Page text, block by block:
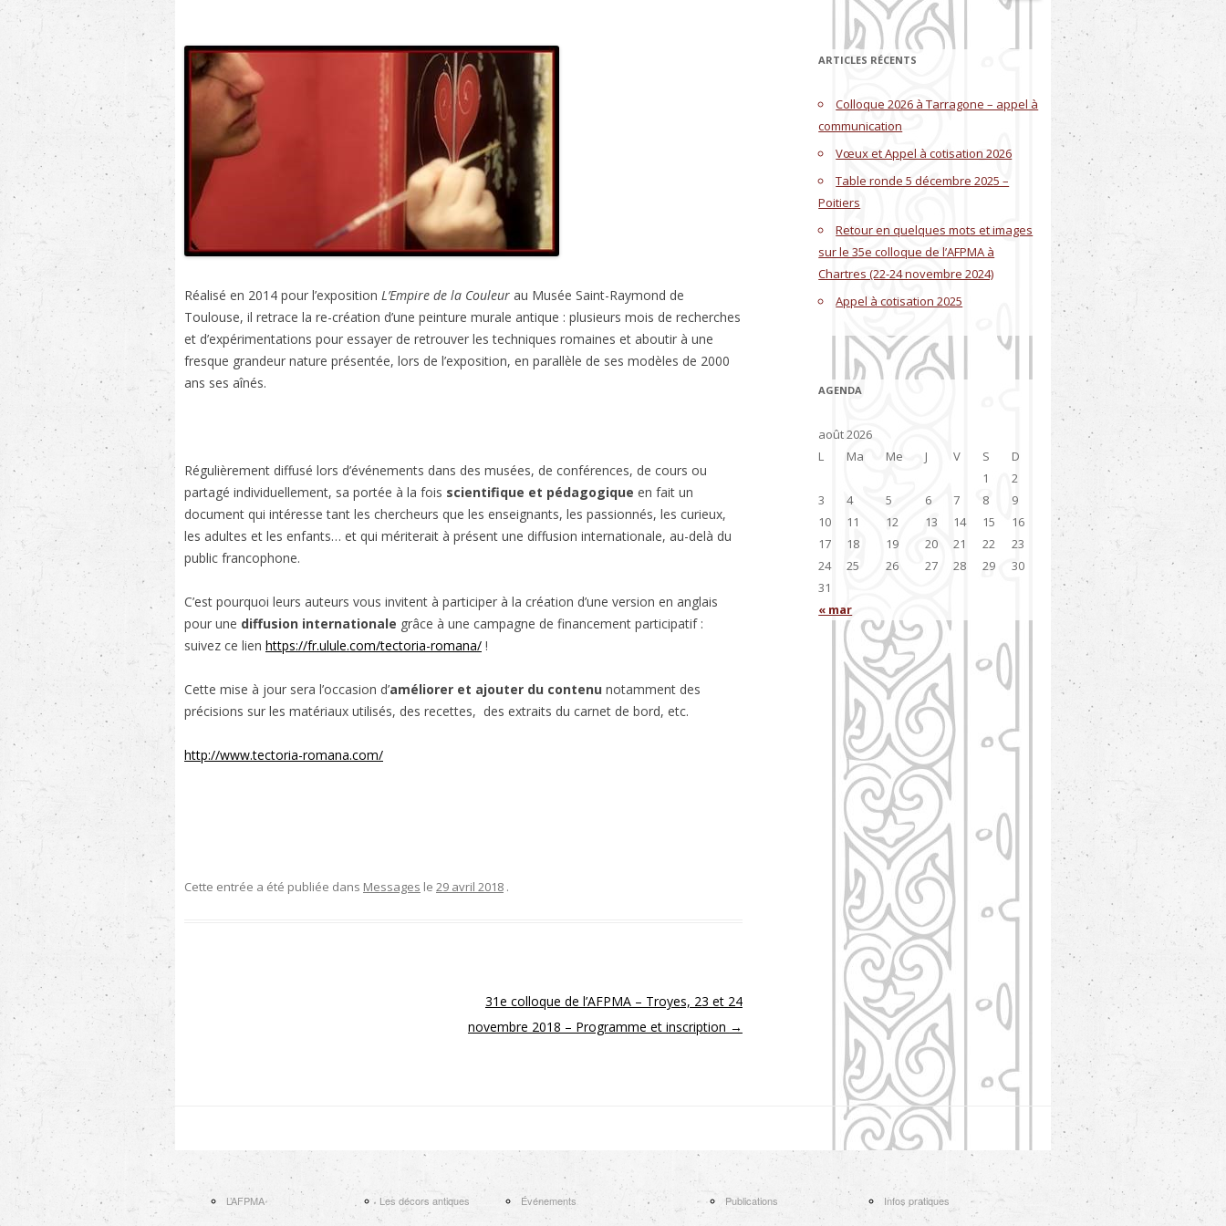
Réalisé en 2014 pour l’exposition L’Empire de la Couleur au Musée Saint-Raymond de
Toulouse, il retrace la re-création d’une peinture murale antique : plusieurs mois de recherches
et d’expérimentations pour essayer de retrouver les techniques romaines et aboutir à une
fresque grandeur nature présentée, lors de l’exposition, en parallèle de ses modèles de 2000
ans ses aînés.
Régulièrement diffusé lors d’événements dans des musées, de conférences, de cours ou
partagé individuellement, sa portée à la fois scientifique et pédagogique en fait un
document qui intéresse tant les chercheurs que les enseignants, les passionnés, les curieux,
les adultes et les enfants… et qui mériterait à présent une diffusion internationale, au-delà du
public francophone.
C’est pourquoi leurs auteurs vous invitent à participer à la création d’une version en anglais
pour une diffusion internationale grâce à une campagne de financement participatif :
suivez ce lien https://fr.ulule.com/tectoria-romana/ !
Cette mise à jour sera l’occasion d’améliorer et ajouter du contenu notamment des
précisions sur les matériaux utilisés, des recettes, des extraits du carnet de bord, etc.
http://www.tectoria-romana.com/
Cette entrée a été publiée dans Messages le 29 avril 2018 .
31e colloque de l’AFPMA – Troyes, 23 et 24
novembre 2018 – Programme et inscription →
ARTICLES RÉCENTS
Colloque 2026 à Tarragone – appel à
communication
Vœux et Appel à cotisation 2026
Table ronde 5 décembre 2025 –
Poitiers
Retour en quelques mots et images
sur le 35e colloque de l’AFPMA à
Chartres (22-24 novembre 2024)
Appel à cotisation 2025
AGENDA
août 2026
L
Ma Me J V S D
« mar
1
2
3
4 5 6 7 8
9
10
11 12 13 14 15
16
17
18 19 20 21 22
23
24
25 26 27 28 29
30
31
L’AFPMA
Les décors antiques
Événements
Publications
Infos pratiques